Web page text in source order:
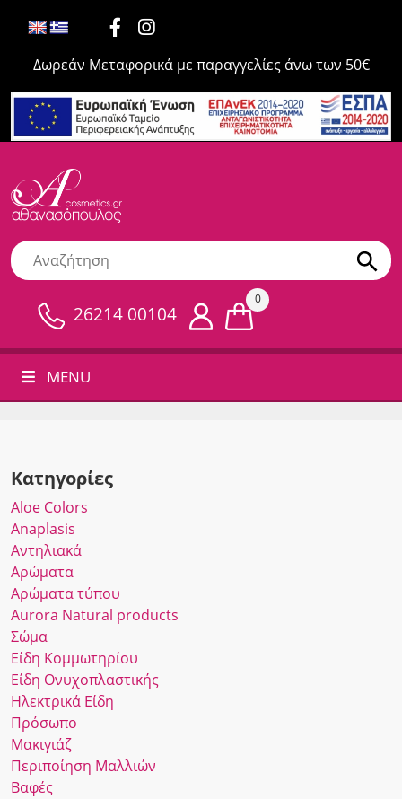
Δωρεάν Μεταφορικά με παραγγελίες άνω των 50€
26214 00104
0
MENU
Κατηγορίες
Αloe Colors
Anaplasis
Αντηλιακά
Αρώματα
Αρώματα τύπου
Αurora Νatural products
Σώμα
Είδη Κομμωτηρίου
Είδη Ονυχοπλαστικής
Ηλεκτρικά Είδη
Πρόσωπο
Μακιγιάζ
Περιποίηση Μαλλιών
Βαφές